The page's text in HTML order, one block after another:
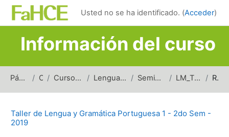
Salta al contenido principal
Usted no se ha identificado. (Acceder)
Información del curso
Página Principal Cursos Cursos de carreras de grado Lenguas y Literaturas Modernas Seminarios y Talleres (LLM) LM_TLGP1_2doSem_2019 Resumen
Taller de Lengua y Gramática Portuguesa 1 - 2do Sem -
2019